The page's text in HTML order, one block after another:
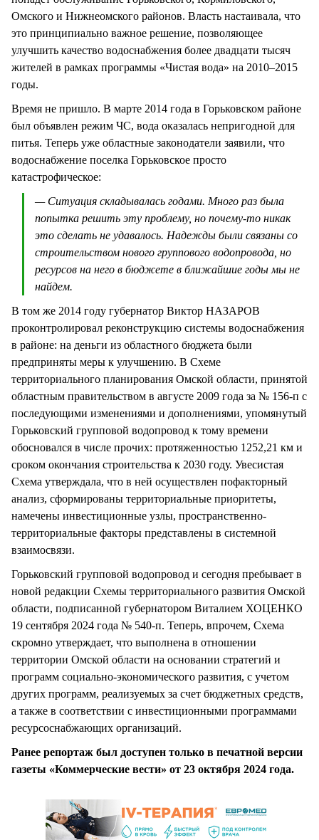
Омского и Нижнеомского районов. Власть настаивала, что
это принципиально важное решение, позволяющее
улучшить качество водоснабжения более двадцати тысяч
жителей в рамках программы «Чистая вода» на 2010–2015
годы.
Время не пришло. В марте 2014 года в Горьковском районе
был объявлен режим ЧС, вода оказалась непригодной для
питья. Теперь уже областные законодатели заявили, что
водоснабжение поселка Горьковское просто
катастрофическое:
— Ситуация складывалась годами. Много раз была
попытка решить эту проблему, но почему-то никак
это сделать не удавалось. Надежды были связаны со
строительством нового группового водопровода, но
ресурсов на него в бюджете в ближайшие годы мы не
найдем.
В том же 2014 году губернатор Виктор НАЗАРОВ
проконтролировал реконструкцию системы водоснабжения
в районе: на деньги из областного бюджета были
предприняты меры к улучшению. В Схеме
территориального планирования Омской области, принятой
областным правительством в августе 2009 года за № 156-п с
последующими изменениями и дополнениями, упомянутый
Горьковский групповой водопровод к тому времени
обосновался в числе прочих: протяженностью 1252,21 км и
сроком окончания строительства к 2030 году. Увесистая
Схема утверждала, что в ней осуществлен пофакторный
анализ, сформированы территориальные приоритеты,
намечены инвестиционные узлы, пространственно-
территориальные факторы представлены в системной
взаимосвязи.
Горьковский групповой водопровод и сегодня пребывает в
новой редакции Схемы территориального развития Омской
области, подписанной губернатором Виталием ХОЦЕНКО
19 сентября 2024 года № 540-п. Теперь, впрочем, Схема
скромно утверждает, что выполнена в отношении
территории Омской области на основании стратегий и
программ социально-экономического развития, с учетом
других программ, реализуемых за счет бюджетных средств,
а также в соответствии с инвестиционными программами
ресурсоснабжающих организаций.
Ранее репортаж был доступен только в печатной версии
газеты «Коммерческие вести» от 23 октября 2024 года.